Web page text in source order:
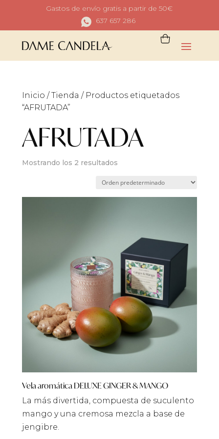
Gastos de envío gratis a partir de 50€
637 657 286
Inicio /Tienda / Productos etiquetados
“AFRUTADA”
AFRUTADA
Mostrando los 2 resultados
Vela aromática DELUXE GINGER & MANGO
La más divertida, compuesta de suculento
mango y una cremosa mezcla a base de
jengibre.